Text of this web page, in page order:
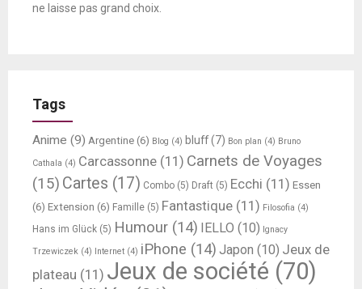
ne laisse pas grand choix.
Tags
Anime (9) Argentine (6) Blog (4) bluff(7) Bon plan (4) Bruno
Cathala (4) Carcassonne (11) Carnets de Voyages
(15) Cartes (17) Combo (5) Draft (5) Ecchi (11) Essen
(6) Extension (6) Famille (5) Fantastique (11) Filosofia (4)
Hans im Glück (5) Humour (14) IELLO (10) Ignacy
Trzewiczek (4) Internet (4) iPhone (14) Japon (10) Jeux de
plateau (11) Jeux de société (70)